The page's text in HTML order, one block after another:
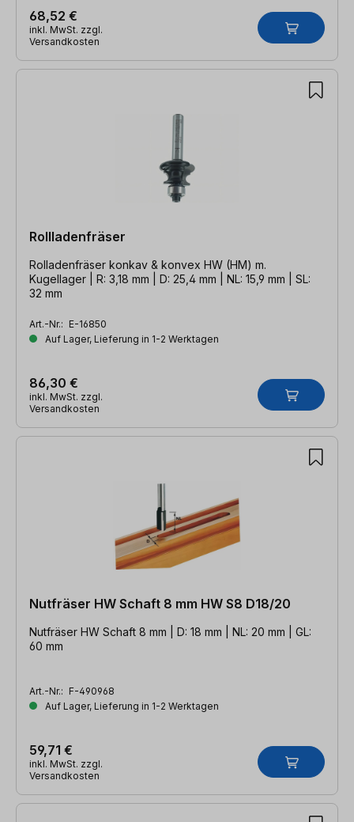
68,52 €
inkl. MwSt. zzgl.
Versandkosten
Rollladenfräser
Rolladenfräser konkav & konvex HW (HM) m.
Kugellager | R: 3,18 mm | D: 25,4 mm | NL: 15,9 mm | SL:
32 mm
Art.-Nr.: E-16850
Auf Lager, Lieferung in 1-2 Werktagen
86,30 €
inkl. MwSt. zzgl.
Versandkosten
Nutfräser HW Schaft 8 mm HW S8 D18/20
Nutfräser HW Schaft 8 mm | D: 18 mm | NL: 20 mm | GL:
60 mm
Art.-Nr.: F-490968
Auf Lager, Lieferung in 1-2 Werktagen
59,71 €
inkl. MwSt. zzgl.
Versandkosten